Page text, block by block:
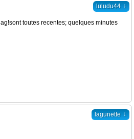
luludu44 ↓
toutes recentes; quelques minutes
lagunette ↓